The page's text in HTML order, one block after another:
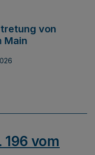
von
Main
196 vom